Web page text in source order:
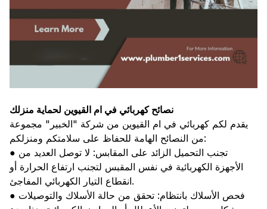
نصائح كهربائي في ام القيوين لحماية منزلك
يقدم لكم كهربائي في ام القيوين من شركة "الخبير" مجموعة
من النصائح الهامة للحفاظ على سلامتكم ومنزلكم:
● تجنب التحميل الزائد على المقابس: لا توصل العديد من
الأجهزة الكهربائية في نفس المقبس لتجنب ارتفاع الحرارة أو
انقطاع التيار الكهربائي المفاجئ.
● فحص الأسلاك بانتظام: تحقق من حالة الأسلاك والتوصيلات